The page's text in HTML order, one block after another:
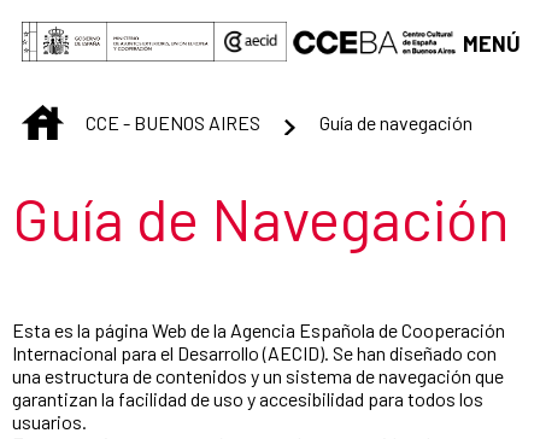
Saltar al contenido principal
MENÚ
INICIOCCE - BUENOS AIRES Guía de navegación
Título de la sección
Guía de Navegación
Esta es la página Web de la Agencia Española de Cooperación
Internacional para el Desarrollo (AECID). Se han diseñado con
una estructura de contenidos y un sistema de navegación que
garantizan la facilidad de uso y accesibilidad para todos los
usuarios.